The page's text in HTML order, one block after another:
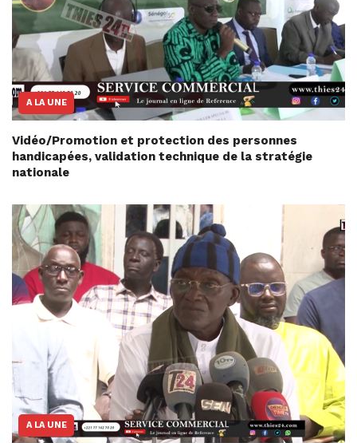
A LA UNE
Vidéo/Promotion et protection des personnes
handicapées, validation technique de la stratégie
nationale
A LA UNE